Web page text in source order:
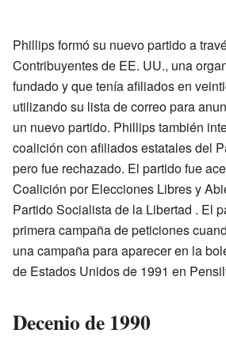
Phillips formó su nuevo partido a
Contribuyentes de EE. UU., una
fundado y que tenía afiliados en
utilizando su lista de correo para
un nuevo partido. Phillips también
coalición con afiliados estatales del
pero fue rechazado. El partido fue
Coalición por Elecciones Libres y
Partido Socialista de la Libertad . El
primera campaña de peticiones
una campaña para aparecer en la
de Estados Unidos de 1991 en
Decenio de 1990